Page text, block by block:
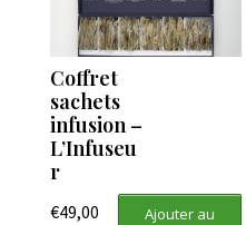
Coffret
sachets
infusion –
L’Infuseu
r
€49,00
Ajouter au